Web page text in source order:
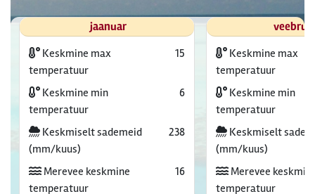
jaanuar
Keskmine max
temperatuur
15
Keskmine min
temperatuur
6
Keskmiselt sademeid
(mm/kuus)
238
Merevee keskmine
temperatuur
16
Keskmine max
temperatuur
Keskmine min
temperatuur
Keskmiselt
(mm/kuus)
Merevee
temperatuur